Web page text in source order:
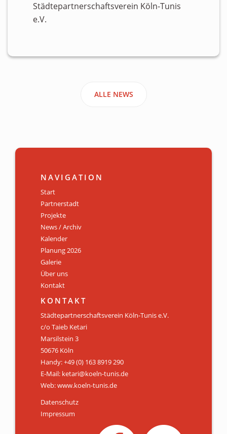
Städtepartnerschaftsverein Köln-Tunis
e.V.
ALLE NEWS
NAVIGATION
Start
Partnerstadt
Projekte
News / Archiv
Kalender
Planung 2026
Galerie
Über uns
Kontakt
KONTAKT
Städtepartnerschaftsverein Köln-Tunis e.V.
c/o Taieb Ketari
Marsilstein 3
50676 Köln
Handy: +49 (0) 163 8919 290
E-Mail: ketari@koeln-tunis.de
Web: www.koeln-tunis.de
Datenschutz
Impressum